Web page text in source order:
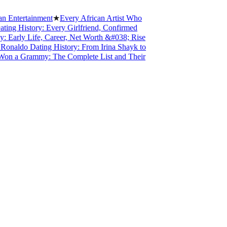
★Every African Artist Who
History: Every Girlfriend, Confirmed
Life, Career, Net Worth &#038; Rise
Dating History: From Irina Shayk to
Grammy: The Complete List and Their